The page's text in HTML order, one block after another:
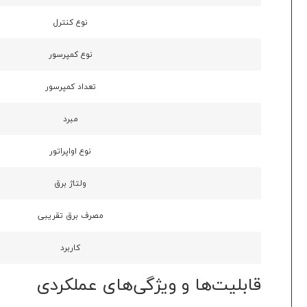
نوع کنترل
نوع کمپرسور
تعداد کمپرسور
مبرد
نوع اواپراتور
ولتاژ برق
مصرف برق تقریبی
کاربرد
قابلیت‌ها و ویژگی‌های عملکردی